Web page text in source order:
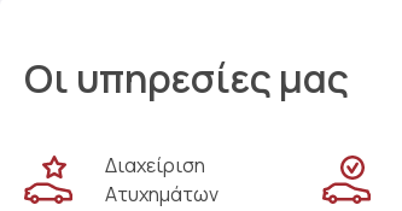
Οι υπηρεσίες μας
Διαχείριση
Ατυχημάτων